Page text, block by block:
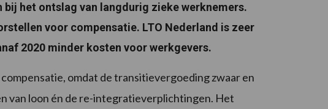
het ontslag van langdurig zieke werknemers.
voor compensatie. LTO Nederland is zeer
2020 minder kosten voor werkgevers.
omdat de transitievergoeding zwaar en
van loon én de re-integratieverplichtingen. Het